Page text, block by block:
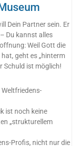
Dein Partner sein. Er
Du kannst alles
Weil Gott die
geht es „hinterm
Schuld ist möglich!
Weltfriedens-
ist noch keine
„strukturellem
Profis, nicht nur die